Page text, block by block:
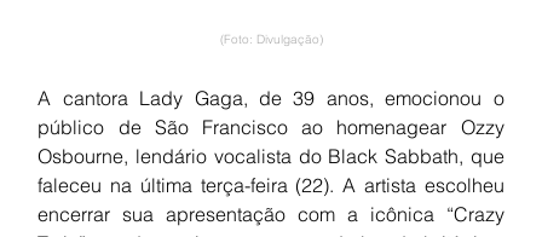
(Foto: Divulgação)
A cantora Lady Gaga, de 39 anos, emocionou o
público de São Francisco ao homenagear Ozzy
Osbourne, lendário vocalista do Black Sabbath, que
faleceu na última terça-feira (22). A artista escolheu
encerrar sua apresentação com a icônica “Crazy